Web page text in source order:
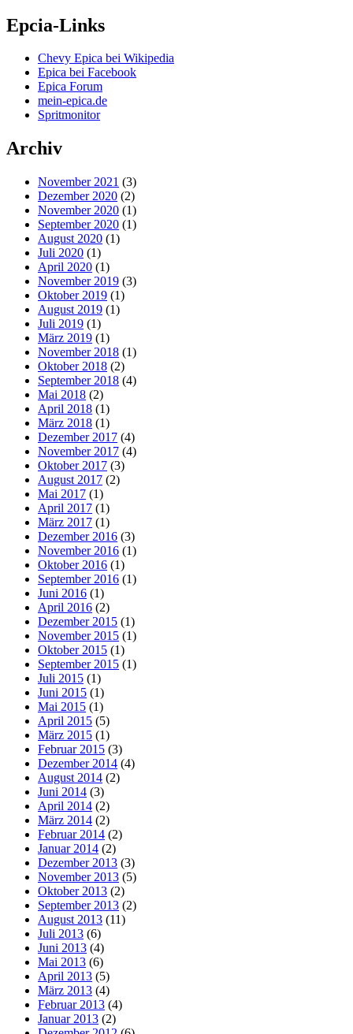
Epcia-Links
Chevy Epica bei Wikipedia
Epica bei Facebook
Epica Forum
mein-epica.de
Spritmonitor
Archiv
November 2021 (3)
Dezember 2020 (2)
November 2020 (1)
September 2020 (1)
August 2020 (1)
Juli 2020 (1)
April 2020 (1)
November 2019 (3)
Oktober 2019 (1)
August 2019 (1)
Juli 2019 (1)
März 2019 (1)
November 2018 (1)
Oktober 2018 (2)
September 2018 (4)
Mai 2018 (2)
April 2018 (1)
März 2018 (1)
Dezember 2017 (4)
November 2017 (4)
Oktober 2017 (3)
August 2017 (2)
Mai 2017 (1)
April 2017 (1)
März 2017 (1)
Dezember 2016 (3)
November 2016 (1)
Oktober 2016 (1)
September 2016 (1)
Juni 2016 (1)
April 2016 (2)
Dezember 2015 (1)
November 2015 (1)
Oktober 2015 (1)
September 2015 (1)
Juli 2015 (1)
Juni 2015 (1)
Mai 2015 (1)
April 2015 (5)
März 2015 (1)
Februar 2015 (3)
Dezember 2014 (4)
August 2014 (2)
Juni 2014 (3)
April 2014 (2)
März 2014 (2)
Februar 2014 (2)
Januar 2014 (2)
Dezember 2013 (3)
November 2013 (5)
Oktober 2013 (2)
September 2013 (2)
August 2013 (11)
Juli 2013 (6)
Juni 2013 (4)
Mai 2013 (6)
April 2013 (5)
März 2013 (4)
Februar 2013 (4)
Januar 2013 (2)